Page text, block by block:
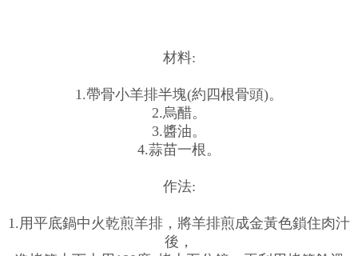
材料:
1.帶骨小羊排半塊(約四根骨頭)。
2.烏醋。
3.醬油。
4.蒜苗一根。
作法:
1.用平底鍋中火乾煎羊排，將羊排煎成金黃色鎖住肉汁
後，